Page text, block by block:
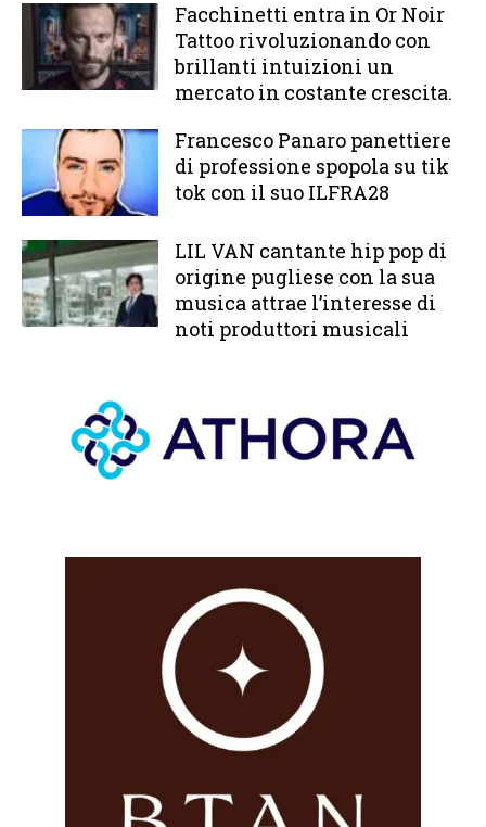
Facchinetti entra in Or Noir
Tattoo rivoluzionando con
brillanti intuizioni un
mercato in costante crescita.
Francesco Panaro panettiere
di professione spopola su tik
tok con il suo ILFRA28
LIL VAN cantante hip pop di
origine pugliese con la sua
musica attrae l’interesse di
noti produttori musicali